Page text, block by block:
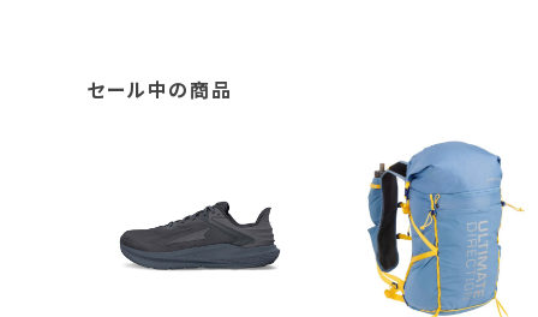
セール中の商品